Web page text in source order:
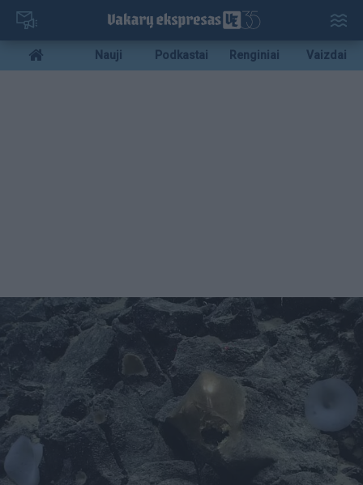
Pereiti
pagrindinį
turinį
Mobile
menu
Nauji Podkastai Renginiai Vaizdai